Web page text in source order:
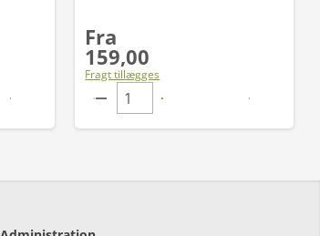
Fra
159,00
Fragt tillægges